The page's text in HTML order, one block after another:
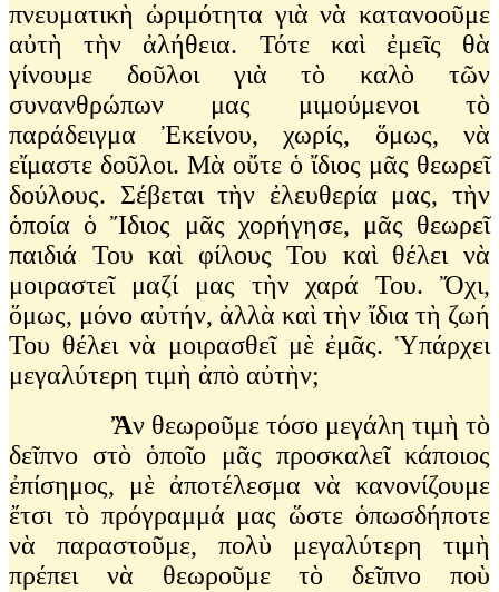
πνευματικὴ ὡριμότητα γιὰ νὰ κατανοοῦμε
αὐτὴ τὴν ἀλήθεια. Τότε καὶ ἐμεῖς θὰ
γίνουμε δοῦλοι γιὰ τὸ καλὸ τῶν
συνανθρώπων μας μιμούμενοι τὸ
παράδειγμα Ἐκείνου, χωρίς, ὅμως, νὰ
εἴμαστε δοῦλοι. Μὰ οὔτε ὁ ἴδιος μᾶς θεωρεῖ
δούλους. Σέβεται τὴν ἐλευθερία μας, τὴν
ὁποία ὁ Ἴδιος μᾶς χορήγησε, μᾶς θεωρεῖ
παιδιά Του καὶ φίλους Του καὶ θέλει νὰ
μοιραστεῖ μαζί μας τὴν χαρά Του. Ὄχι,
ὅμως, μόνο αὐτήν, ἀλλὰ καὶ τὴν ἴδια τὴ ζωή
Του θέλει νὰ μοιρασθεῖ μὲ ἐμᾶς. Ὑπάρχει
μεγαλύτερη τιμὴ ἀπὸ αὐτὴν;
Ἂν θεωροῦμε τόσο μεγάλη τιμὴ τὸ
δεῖπνο στὸ ὁποῖο μᾶς προσκαλεῖ κάποιος
ἐπίσημος, μὲ ἀποτέλεσμα νὰ κανονίζουμε
ἔτσι τὸ πρόγραμμά μας ὥστε ὁπωσδήποτε
νὰ παραστοῦμε, πολὺ μεγαλύτερη τιμὴ
πρέπει νὰ θεωροῦμε τὸ δεῖπνο ποὺ